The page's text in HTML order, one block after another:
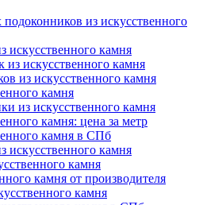
из искусственного
искусственного камня
из искусственного камня
из искусственного камня
камня
из искусственного камня
камня: цена за метр
камня в СПб
камня
камня
камня от производителя
камня